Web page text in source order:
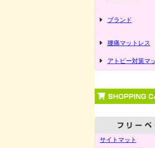
ブランド
腰痛マットレス
アトピー対策マ
サイトマット